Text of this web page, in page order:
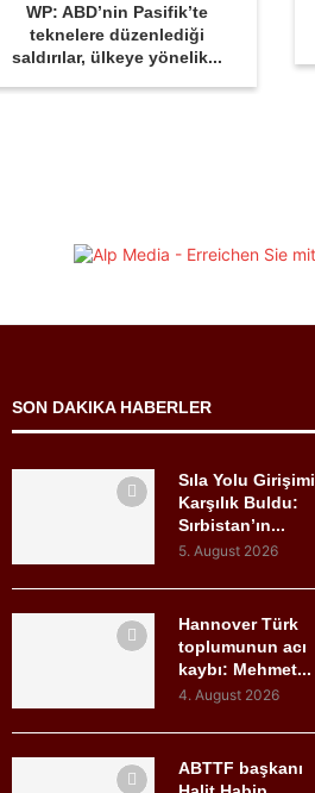
WP: ABD’nin Pasifik’te
teknelere düzenlediği
saldırılar, ülkeye yönelik...
SON DAKIKA HABERLER
Sıla Yolu Girişimi
Karşılık Buldu:
Sırbistan’ın...
5. August 2026
Hannover Türk
toplumunun acı
kaybı: Mehmet...
4. August 2026
ABTTF başkanı